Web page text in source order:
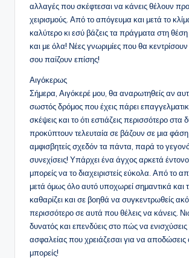
αλλαγές που σκέφτεσαι να κάνεις θέλουν
χειρισμούς. Από το απόγευμα και μετά το
καλύτερο κι εσύ βάζεις τα πράγματα στη
και με όλα! Νέες γνωριμίες που θα
σου παίζουν επίσης!
Αιγόκερως
Σήμερα, Αιγόκερέ μου, θα αναρωτηθείς αν
σωστός δρόμος που έχεις πάρει
σκέψεις και το ότι εστιάζεις περισσότερο
προκύπτουν τελευταία σε βάζουν σε μια
αμφισβητείς σχεδόν τα πάντα, παρά το
συνεχίσεις! Υπάρχει ένα άγχος αρκετά
μπορείς να το διαχειριστείς εύκολα. Από το
μετά όμως όλο αυτό υποχωρεί σημαντικά και
καθαρίζει και σε βοηθά να συγκεντρωθείς
περισσότερο σε αυτά που θέλεις να κάνεις.
δυνατός και επενδύεις στο πώς να
ασφαλείας που χρειάζεσαι για να
μπορείς!